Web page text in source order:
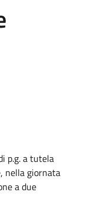
p.g. a tutela
nella giornata
a due